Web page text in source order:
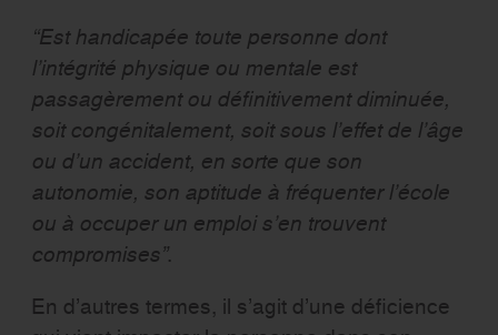
“Est handicapée toute personne dont
l’intégrité physique ou mentale est
passagèrement ou définitivement diminuée,
soit congénitalement, soit sous l’effet de l’âge
ou d’un accident, en sorte que son
autonomie, son aptitude à fréquenter l’école
ou à occuper un emploi s’en trouvent
compromises”.
En d’autres termes, il s’agit d’une déficience